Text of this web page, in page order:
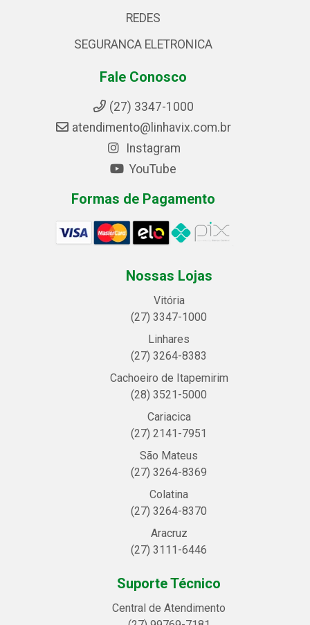
REDES
SEGURANCA ELETRONICA
Fale Conosco
(27) 3347-1000
atendimento@linhavix.com.br
Instagram
YouTube
Formas de Pagamento
Nossas Lojas
Vitória
(27) 3347-1000
Linhares
(27) 3264-8383
Cachoeiro de Itapemirim
(28) 3521-5000
Cariacica
(27) 2141-7951
São Mateus
(27) 3264-8369
Colatina
(27) 3264-8370
Aracruz
(27) 3111-6446
Suporte Técnico
Central de Atendimento